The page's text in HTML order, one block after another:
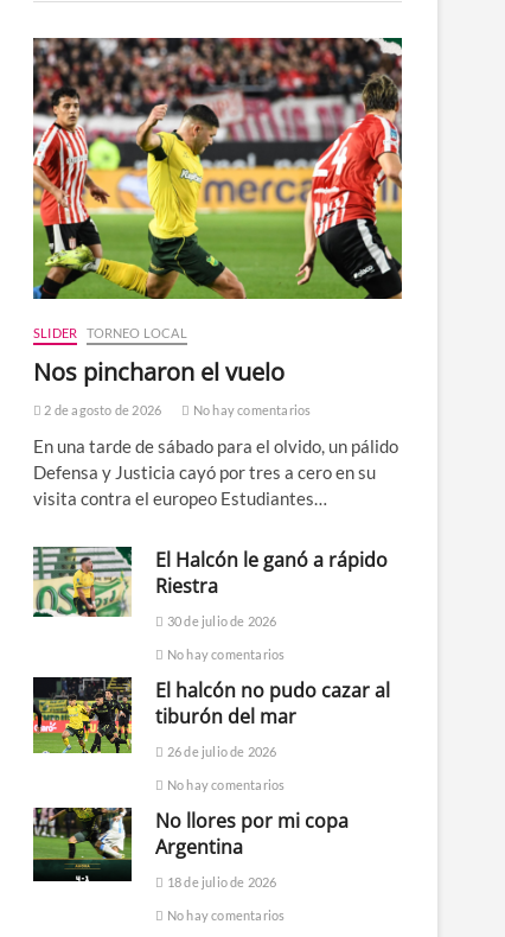
SLIDER TORNEO LOCAL
Nos pincharon el vuelo
2 de agosto de 2026 No hay comentarios
En una tarde de sábado para el olvido, un pálido
Defensa y Justicia cayó por tres a cero en su
visita contra el europeo Estudiantes…
El Halcón le ganó a rápido
Riestra
30 de julio de 2026
No hay comentarios
El halcón no pudo cazar al
tiburón del mar
26 de julio de 2026
No hay comentarios
No llores por mi copa
Argentina
18 de julio de 2026
No hay comentarios